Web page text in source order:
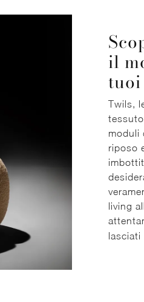
il
Twils,
moduli
riposo
living
lasciati